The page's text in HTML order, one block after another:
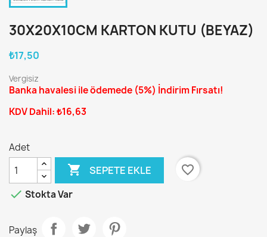
30X20X10CM KARTON KUTU (BEYAZ)
₺17,50
Vergisiz
Banka havalesi ile ödemede (5%) İndirim Fırsatı!
KDV Dahil: ₺16,63
Adet
 SEPETE EKLE
favorite_border
 Stokta Var
Paylaş